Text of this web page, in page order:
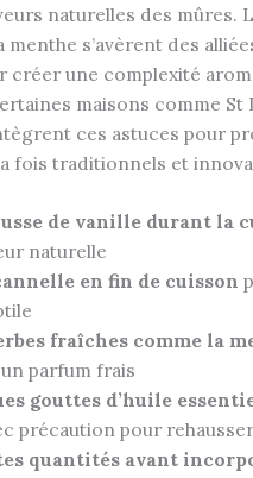
naturelles des mûres.
menthe s’avèrent des
créer une complexité
maisons comme St
ces astuces pour
fois traditionnels et
de vanille durant la
naturelle
en fin de cuisson
fraîches comme la
parfum frais
gouttes d’huile
précaution pour rehausser
quantités avant